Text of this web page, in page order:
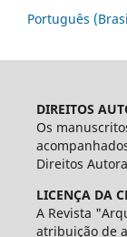
Português
DIREITOS
Os
Direitos
LICENÇA DA
A Revista
atribuição de